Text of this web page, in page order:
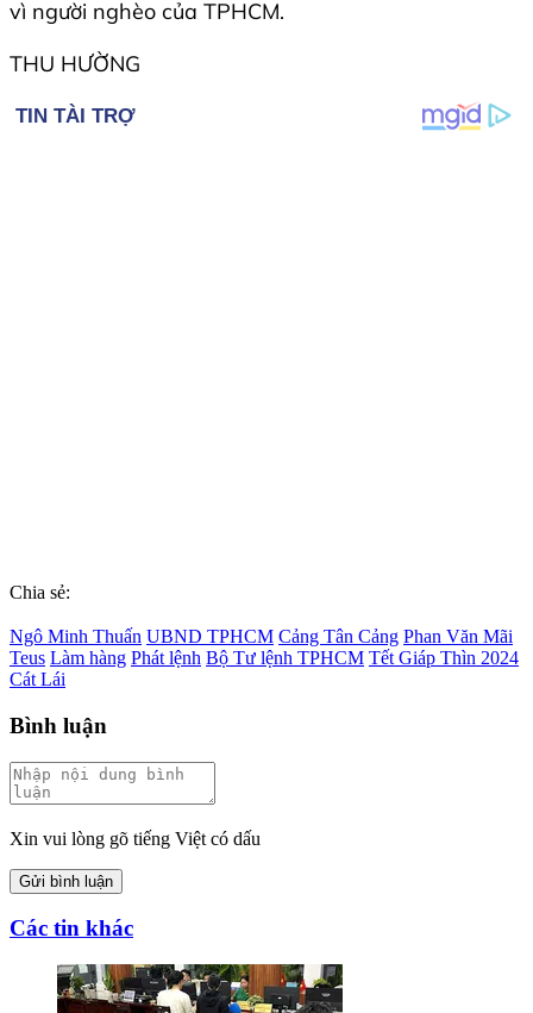
vì người nghèo của TPHCM.
THU HƯỜNG
Chia sẻ:
Ngô Minh Thuấn UBND TPHCM Cảng Tân Cảng Phan Văn Mãi
Teus Làm hàng Phát lệnh Bộ Tư lệnh TPHCM Tết Giáp Thìn 2024
Cát Lái
Bình luận
Xin vui lòng gõ tiếng Việt có dấu
Gửi bình luận
Các tin khác